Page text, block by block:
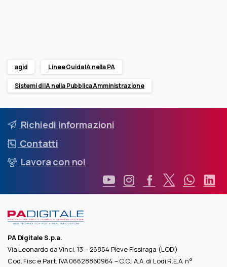
agid Linee Guida IA nella PA
Sistemi di IA nella Pubblica Amministrazione
Richiedi informazioni
Contatti
Lavora con noi
PA Digitale S.p.a.
Via Leonardo da Vinci, 13 – 26854 Pieve Fissiraga (LODI)
Cod. Fisc e Part. IVA 06628860964 – C.C.I.A.A. di Lodi R.E.A. n°